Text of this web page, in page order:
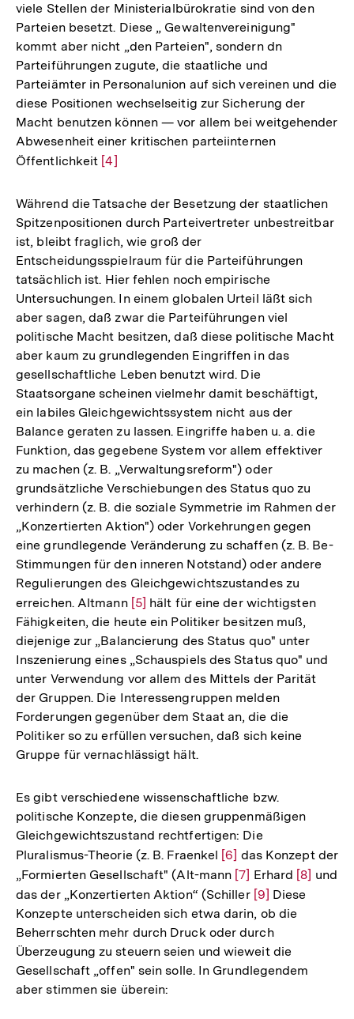
viele Stellen der Ministerialbürokratie sind von den
Parteien besetzt. Diese „ Gewaltenvereinigung"
kommt aber nicht „den Parteien", sondern dn
Parteiführungen zugute, die staatliche und
Parteiämter in Personalunion auf sich vereinen und die
diese Positionen wechselseitig zur Sicherung der
Macht benutzen können — vor allem bei weitgehender
Abwesenheit einer kritischen parteiinternen
Öffentlichkeit Zur
der
Fußnote
[4]
Während die Tatsache der Besetzung der staatlichen
Spitzenpositionen durch Parteivertreter unbestreitbar
ist, bleibt fraglich, wie groß der
Entscheidungsspielraum für die Parteiführungen
tatsächlich ist. Hier fehlen noch empirische
Untersuchungen. In einem globalen Urteil läßt sich
aber sagen, daß zwar die Parteiführungen viel
politische Macht besitzen, daß diese politische Macht
aber kaum zu grundlegenden Eingriffen in das
gesellschaftliche Leben benutzt wird. Die
Staatsorgane scheinen vielmehr damit beschäftigt,
ein labiles Gleichgewichtssystem nicht aus der
Balance geraten zu lassen. Eingriffe haben u. a. die
Funktion, das gegebene System vor allem effektiver
zu machen (z. B. „Verwaltungsreform") oder
grundsätzliche Verschiebungen des Status quo zu
verhindern (z. B. die soziale Symmetrie im Rahmen der
„Konzertierten Aktion") oder Vorkehrungen gegen
eine grundlegende Veränderung zu schaffen (z. B. Be-
Stimmungen für den inneren Notstand) oder andere
Regulierungen des Gleichgewichtszustandes zu
erreichen. Altmann Zur
Auflösung
der
Fußnote
[5] hält für eine der wichtigsten
Fähigkeiten, die heute ein Politiker besitzen muß,
diejenige zur „Balancierung des Status quo" unter
Inszenierung eines „Schauspiels des Status quo" und
unter Verwendung vor allem des Mittels der Parität
der Gruppen. Die Interessengruppen melden
Forderungen gegenüber dem Staat an, die die
Politiker so zu erfüllen versuchen, daß sich keine
Gruppe für vernachlässigt hält.
Es gibt verschiedene wissenschaftliche bzw.
politische Konzepte, die diesen gruppenmäßigen
Gleichgewichtszustand rechtfertigen: Die
Pluralismus-Theorie (z. B. Fraenkel Zur
Auflösung
der
Fußnote
[6] das Konzept der
„Formierten Gesellschaft" (Alt-mann Zur
Auflösung
der
Fußnote
[7] Erhard Zur
[8] und
das der „Konzertierten Aktion“ (Schiller Zur
Auflösung
der
Fußnote
[9] Diese
Konzepte unterscheiden sich etwa darin, ob die
Beherrschten mehr durch Druck oder durch
Überzeugung zu steuern seien und wieweit die
Gesellschaft „offen" sein solle. In Grundlegendem
aber stimmen sie überein: